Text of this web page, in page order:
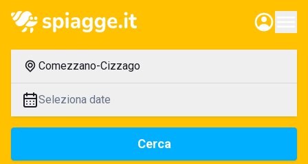
Comezzano-Cizzago
Seleziona date
Cerca